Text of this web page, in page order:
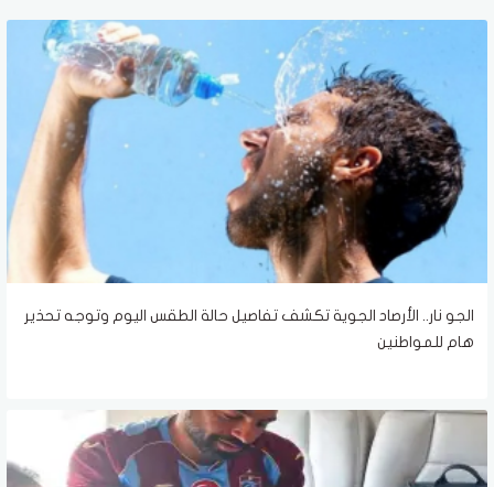
الجو نار.. الأرصاد الجوية تكشف تفاصيل حالة الطقس اليوم وتوجه تحذير
هام للمواطنين